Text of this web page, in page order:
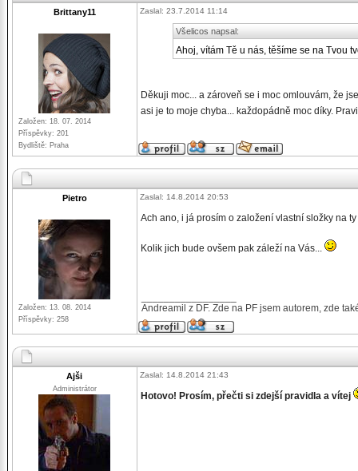
Brittany11
Založen: 18. 07. 2014
Příspěvky: 201
Bydliště: Praha
Zaslal: 23.7.2014 11:14
Všelicos napsal:
Ahoj, vítám Tě u nás, těšíme se na Tvou
Děkuji moc... a zároveň se i moc omlouvám, že
asi je to moje chyba... každopádně moc díky.
Pietro
Založen: 13. 08. 2014
Příspěvky: 258
Zaslal: 14.8.2014 20:53
Ach ano, i já prosím o založení vlastní složky na
Kolik jich bude ovšem pak záleží na Vás...
Andreamil z DF. Zde na PF jsem autorem, zde
Ajši
Administrátor
Zaslal: 14.8.2014 21:43
Hotovo! Prosím, přečti si zdejší pravidla a vítej